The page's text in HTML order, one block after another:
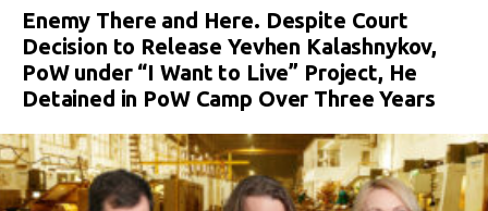
Enemy There and Here. Despite Court
Decision to Release Yevhen Kalashnykov,
PoW under “I Want to Live” Project, He
Detained in PoW Camp Over Three Years